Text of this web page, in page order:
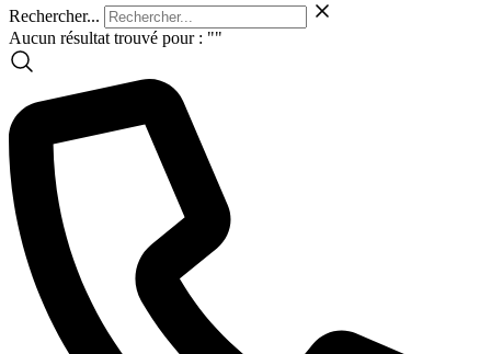
Rechercher...
Aucun résultat trouvé pour : ""